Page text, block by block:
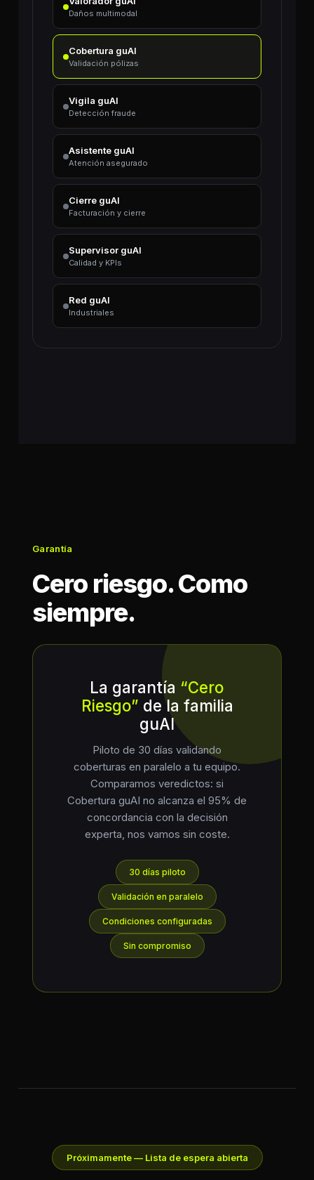
Daños multimodal
Cobertura guAI
Validación pólizas
Vigila guAI
Detección fraude
Asistente guAI
Atención asegurado
Cierre guAI
Facturación y cierre
Supervisor guAI
Calidad y KPIs
Red guAI
Industriales
Garantía
Cero riesgo. Como
siempre.
La garantía “Cero
Riesgo” de la familia
guAI
Piloto de 30 días validando
coberturas en paralelo a tu equipo.
Comparamos veredictos: si
Cobertura guAI no alcanza el 95% de
concordancia con la decisión
experta, nos vamos sin coste.
30 días piloto
Validación en paralelo
Condiciones configuradas
Sin compromiso
Próximamente — Lista de espera abierta